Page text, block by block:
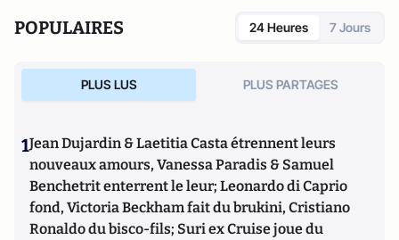
POPULAIRES 24 Heures 7 Jours
PLUS LUS PLUS PARTAGES
1Jean Dujardin & Laetitia Casta étrennent leurs
nouveaux amours, Vanessa Paradis & Samuel
Benchetrit enterrent le leur; Leonardo di Caprio
fond, Victoria Beckham fait du brukini, Cristiano
Ronaldo du bisco-fils; Suri ex Cruise joue du